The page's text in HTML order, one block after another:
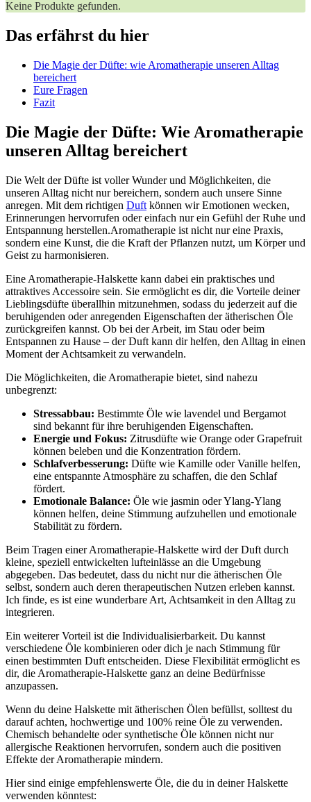
Keine Produkte gefunden.
Das erfährst du hier
Die Magie der Düfte: wie ⁣Aromatherapie unseren Alltag
bereichert
Eure Fragen
Fazit
Die Magie der Düfte: Wie Aromatherapie
unseren ‌Alltag bereichert
Die Welt der Düfte ist voller Wunder und Möglichkeiten, die
⁣unseren Alltag nicht nur bereichern,‌ sondern auch⁤ unsere ‌Sinne
anregen. Mit dem richtigen Duft können wir Emotionen wecken,
Erinnerungen hervorrufen oder‌ einfach nur ein Gefühl‍ der Ruhe und
Entspannung herstellen.Aromatherapie ist nicht⁢ nur eine Praxis,
sondern eine ⁣Kunst, die ‍die Kraft der Pflanzen nutzt, um Körper und
Geist zu harmonisieren.
Eine Aromatherapie-Halskette kann dabei ein praktisches und
attraktives Accessoire sein. ⁣Sie ermöglicht es dir, die⁣ Vorteile deiner
‌Lieblingsdüfte überallhin mitzunehmen, sodass ‍du jederzeit auf die
beruhigenden oder anregenden Eigenschaften der ätherischen Öle
zurückgreifen ‌kannst. Ob bei der Arbeit, im Stau oder beim
⁤Entspannen zu Hause – der Duft kann dir helfen, den Alltag in einen
Moment der Achtsamkeit zu verwandeln.
Die⁣ Möglichkeiten, die‌ Aromatherapie bietet, sind nahezu
unbegrenzt:
Stressabbau: ‍Bestimmte Öle wie lavendel und Bergamot
sind bekannt für ihre beruhigenden⁤ Eigenschaften.
Energie und Fokus: Zitrusdüfte wie Orange‌ oder Grapefruit
können beleben und ‍die Konzentration fördern.
Schlafverbesserung: Düfte wie Kamille oder Vanille helfen,
‍eine entspannte Atmosphäre zu schaffen, ⁢die den ⁣Schlaf⁤
fördert.
Emotionale Balance: Öle wie jasmin oder Ylang-Ylang
können ⁢helfen, deine Stimmung aufzuhellen und emotionale
Stabilität zu fördern.
Beim Tragen einer Aromatherapie-Halskette wird der Duft durch
kleine, speziell entwickelten ⁢lufteinlässe ​an die Umgebung
abgegeben. Das bedeutet, dass du nicht⁢ nur die ätherischen Öle
selbst, sondern auch deren therapeutischen Nutzen erleben kannst.
Ich ⁤finde, es ist eine wunderbare Art, Achtsamkeit in den Alltag⁤ zu
integrieren.
Ein‍ weiterer Vorteil ist die Individualisierbarkeit. Du ‍kannst
verschiedene Öle kombinieren oder dich ⁤je nach Stimmung für
einen bestimmten ⁢Duft entscheiden. Diese Flexibilität ermöglicht es
dir, die Aromatherapie-Halskette⁢ ganz‌ an⁤ deine Bedürfnisse
anzupassen.
Wenn du ​deine⁣ Halskette mit⁢ ätherischen Ölen befüllst, solltest du
darauf achten, hochwertige und 100% reine ‌Öle zu ⁢verwenden.
Chemisch behandelte ⁣oder synthetische Öle können nicht nur
allergische Reaktionen hervorrufen, sondern auch die positiven
Effekte der Aromatherapie mindern.
Hier ⁣sind einige empfehlenswerte Öle, ​die du in deiner Halskette
verwenden könntest: